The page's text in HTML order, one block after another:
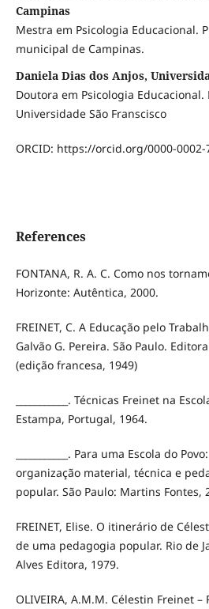
Campinas
Mestra em Psicologia Educacional.
municipal de Campinas.
Daniela Dias dos Anjos,
Doutora em Psicologia Educacional.
Universidade São Franscisco
ORCID: https://orcid.org/0000-0002-
References
FONTANA, R. A. C. Como nos
Horizonte: Autêntica, 2000.
FREINET, C. A Educação pelo
Galvão G. Pereira. São Paulo.
(edição francesa, 1949)
___________. Técnicas Freinet na
Estampa, Portugal, 1964.
___________. Para uma Escola do
organização material, técnica e
popular. São Paulo: Martins Fontes,
FREINET, Elise. O itinerário de
de uma pedagogia popular. Rio de
Alves Editora, 1979.
OLIVEIRA, A.M.M. Célestin Freinet